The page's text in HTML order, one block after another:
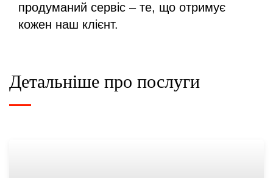
продуманий сервіс – те, що отримує
кожен наш клієнт.
Детальніше про послуги